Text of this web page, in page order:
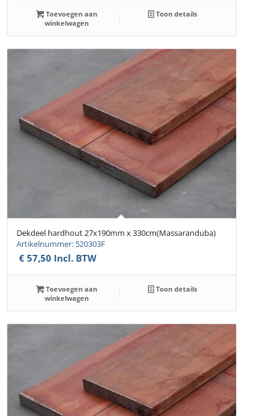
Toevoegen aan
winkelwagen
Toon details
Dekdeel hardhout 27x190mm x 330cm(Massaranduba)
Artikelnummer: 520303F
€ 57,50 Incl. BTW
Toevoegen aan
winkelwagen
Toon details